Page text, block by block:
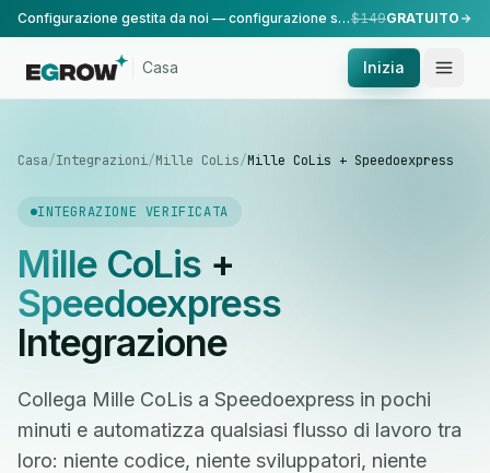
Configurazione gestita da noi — configurazione standard, eseguita dal nostro team.$149GRATUITO
Casa Inizia
Casa/Integrazioni/Mille CoLis/Mille CoLis + Speedoexpress
INTEGRAZIONE VERIFICATA
Mille CoLis+
Speedoexpress
Integrazione
Collega Mille CoLis a Speedoexpress in pochi
minuti e automatizza qualsiasi flusso di lavoro tra
loro: niente codice, niente sviluppatori, niente